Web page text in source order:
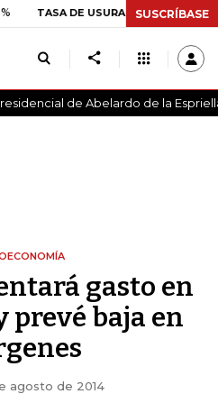
DE USURA CRÉDITO CONSUMO
SUSCRÍBASE
de Abelardo de la
gasto en
baja en
agosto de 2014